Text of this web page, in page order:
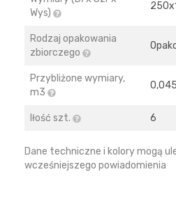
Wys)
Rodzaj opakowania
zbiorczego
Przybliżone wymiary,
m3
0,045
Iłość szt. 6
Dane techniczne i kolory mogą
wcześniejszego powiadomienia